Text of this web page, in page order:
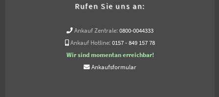
Rufen Sie uns an:
Ankauf Zentrale: 0800-0044333
Ankauf Hotline: 0157 - 849 157 78
Wir sind momentan erreichbar!
Ankaufsformular